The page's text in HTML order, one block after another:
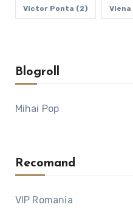
Victor Ponta (2) Viena
Blogroll
Mihai Pop
Recomand
VIP Romania